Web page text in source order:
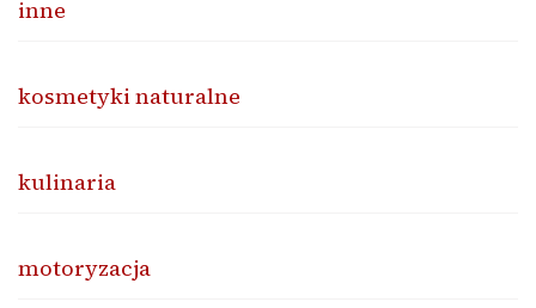
inne
kosmetyki naturalne
kulinaria
motoryzacja